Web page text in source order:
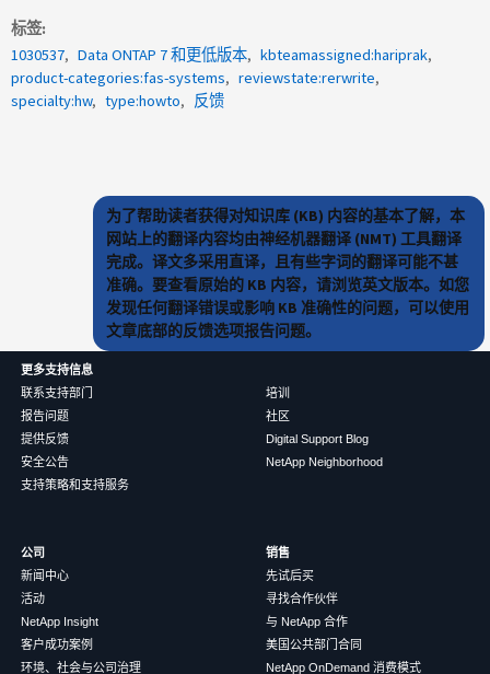
标签
1030537
Data ONTAP 7 和更低版本
kbteamassigned:hariprak
product-categories:fas-systems
reviewstate:rerwrite
specialty:hw
type:howto 反馈
为了帮助读者获得对知识库 (KB) 内容的基本了解，本
网站上的翻译内容均由神经机器翻译 (NMT) 工具翻译
完成。译文多采用直译，且有些字词的翻译可能不甚
准确。要查看原始的 KB 内容，请浏览英文版本。如您
发现任何翻译错误或影响 KB 准确性的问题，可以使用
文章底部的反馈选项报告问题。
更多支持信息
联系支持部门
报告问题
提供反馈
安全公告
支持策略和支持服务
培训
社区
Digital Support Blog
NetApp Neighborhood
公司
新闻中心
活动
NetApp Insight
客户成功案例
环境、社会与公司治理
销售
先试后买
寻找合作伙伴
与 NetApp 合作
美国公共部门合同
NetApp OnDemand 消费模式